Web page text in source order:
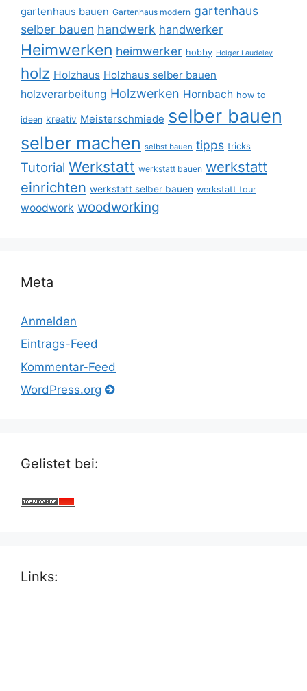
gartenhaus bauen Gartenhaus modern gartenhaus
selber bauen handwerk handwerker
Heimwerken heimwerker hobby Holger Laudeley
holz Holzhaus Holzhaus selber bauen
holzverarbeitung Holzwerken Hornbach how to
ideen kreativ Meisterschmiede selber bauen
selber machen selbst bauen tipps tricks
Tutorial Werkstatt werkstatt bauen werkstatt
einrichten werkstatt selber bauen werkstatt tour
woodwork woodworking
Meta
Anmelden
Eintrags-Feed
Kommentar-Feed
WordPress.org
Gelistet bei:
Links: